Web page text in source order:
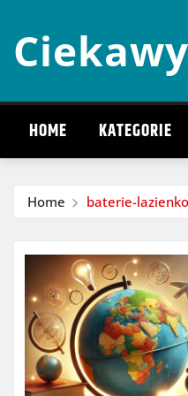
content
HOME KATEGORIE
Home baterie-